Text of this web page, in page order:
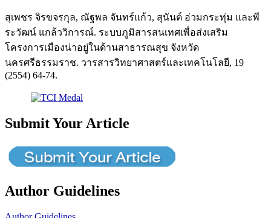
สุเพชร จิรขจรกุล, ณัฐพล จันทร์แก้ว, สุนันต์ อ่วมกระทุ่ม และพี
ระวัฒน์ แกล้ววิการณ์. ระบบภูมิสารสนเทศเพื่อส่งเสริม
โครงการเมืองน่าอยู่ในด้านสาธารณสุข จังหวัด
นครศรีธรรมราช. วารสารวิทยาศาสตร์และเทคโนโลยี, 19
(2554) 64-74.
Submit Your Article
Author Guidelines